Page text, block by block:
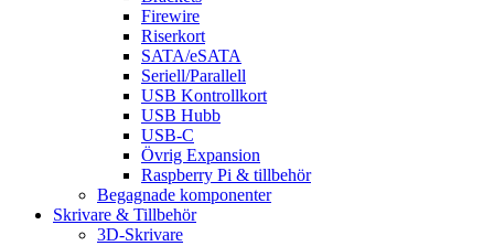
Firewire
Riserkort
SATA/eSATA
Seriell/Parallell
USB Kontrollkort
USB Hubb
USB-C
Övrig Expansion
Raspberry Pi & tillbehör
Begagnade komponenter
Skrivare & Tillbehör
3D-Skrivare